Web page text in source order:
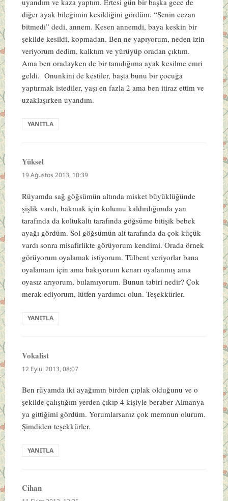
uyandım ve kaza yaptım. Ertesi gün bir başka gece de
diğer ayak bileğimin kesildiğini gördüm. “Senin cezan
bitmedi” dedi, annem. Kesen annemdi, baya keskin bir
şekilde kesildi, kopmadan. Ben ne yapıyorum, neden izin
veriyorum dedim, kalktım ve yürüyüp oradan çıktım.
Ama ben oradayken de bir tanıdığıma ayak kesilme emri
geldi. Onunkini de kestiler, başta bunu bir çocuğa
yaptırmak istediler, yaşı en fazla 2 ama ben itiraz ettim ve
uzaklaşırken uyandım.
YANITLA
Yükseldedi
ki:
19 Ağustos 2013, 10:39
Rüyamda sağ göğsümün altında misket büyüklüğünde
şişlik vardı, bakmak için kolumu kaldırdığımda yan
tarafında da koltukaltı tarafında göğsüme bitişik bebek
ayağı gördüm. Sol göğsümün alt tarafında da çok küçük
vardı sonra misafirlikte görüyorum kendimi. Orada örnek
görüyorum oyalamak istiyorum. Tülbent veriyorlar bana
oyalamam için ama bakıyorum kenarı oyalanmış ama
oyasız arıyorum, bulamıyorum. Bunun tabiri nedir? Çok
merak ediyorum, lütfen yardımcı olun. Teşekkürler.
YANITLA
Vokalistdedi
ki:
12 Eylül 2013, 08:07
Ben rüyamda iki ayağımın birden çıplak olduğunu ve o
şekilde çalıştığım yerden çıkıp 4 kişiyle beraber Almanya
ya gittiğimi gördüm. Yorumlarsanız çok memnun olurum.
Şimdiden teşekkürler.
YANITLA
Cihandedi